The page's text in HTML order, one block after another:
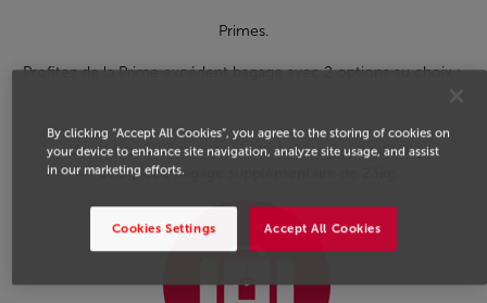
Primes.
Profitez de la Prime excédent bagage avec 2 options au choix :
Un dépassement sur le poids du bagage jusqu’à 9kg,
Une pièce bagage supplémentaire de 23kg.
By clicking “Accept All Cookies”, you agree to the storing of cookies on
your device to enhance site navigation, analyze site usage, and assist
in our marketing efforts.
Accept All Cookies
Cookies Settings